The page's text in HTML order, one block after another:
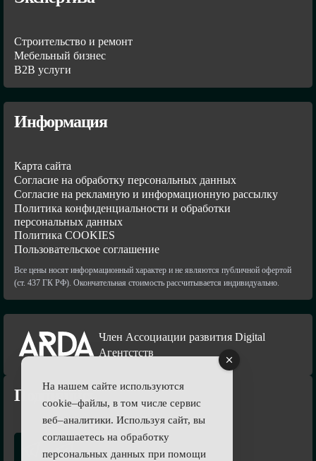
Строительство и ремонт
Мебельный бизнес
В2В услуги
Информация
Карта сайта
Согласие на обработку персональных данных
Согласие на рекламную и информационную рассылку
Политика конфиденциальности и обработки
персональных данных
Политика COOKIES
Пользовательское соглашение
Все цены носят информационный характер и не являются публичной офертой
(ст. 437 ГК РФ). Окончательная стоимость рассчитывается индивидуально.
Член Ассоциации развития Digital
Агентстств
Подпишись
На нашем сайте используются
cookie–файлы, в том числе сервис
веб–аналитики. Используя сайт, вы
соглашаетесь на обработку
персональных данных при помощи